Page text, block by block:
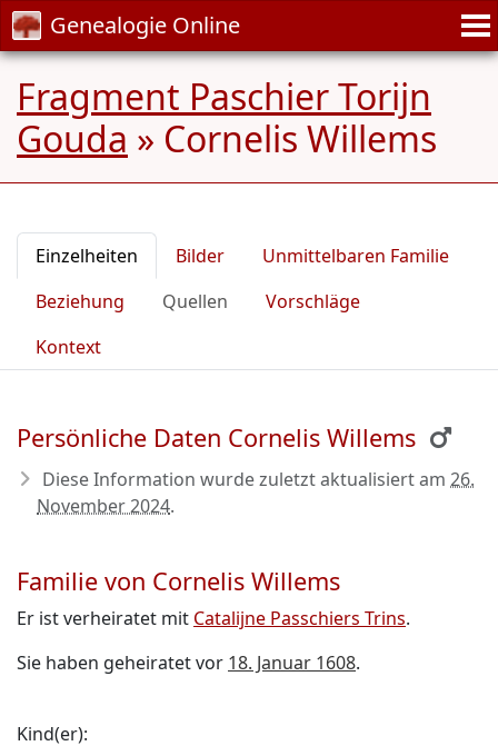
Genealogie Online
Fragment Paschier Torijn
Gouda » Cornelis Willems
Einzelheiten Bilder
Unmittelbaren Familie
Beziehung
Quellen
Vorschläge
Kontext
Persönliche Daten Cornelis Willems
Diese Information wurde zuletzt aktualisiert am 26.
November 2024.
Familie von Cornelis Willems
Er ist verheiratet mit Catalijne Passchiers Trins.
Sie haben geheiratet vor 18. Januar 1608.
Kind(er):